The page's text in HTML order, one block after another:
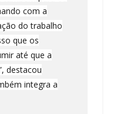
com a
do trabalho
que os
até que a
destacou
integra a